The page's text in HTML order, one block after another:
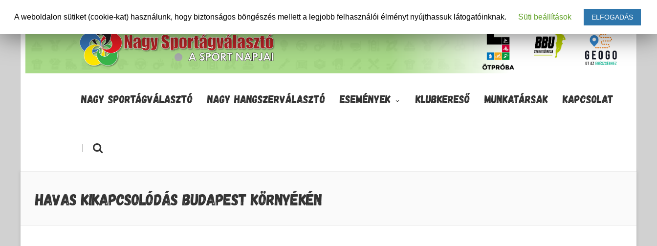
NAGY SPORTÁGVÁLASZTÓ NAGY HANGSZERVÁLASZTÓ ESEMÉNYEK KLUBKERESŐ MUNKATÁRSAK KAPCSOLAT
|
HAVAS KIKAPCSOLÓDÁS BUDAPEST KÖRNYÉKÉN
A weboldalon sütiket (cookie-kat) használunk, hogy biztonságos böngészés mellett a legjobb felhasználói élményt nyújthassuk látogatóinknak. Süti beállítások ELFOGADÁS